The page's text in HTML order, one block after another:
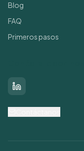
Blog
FAQ
Primeros pasos
LinkedIn